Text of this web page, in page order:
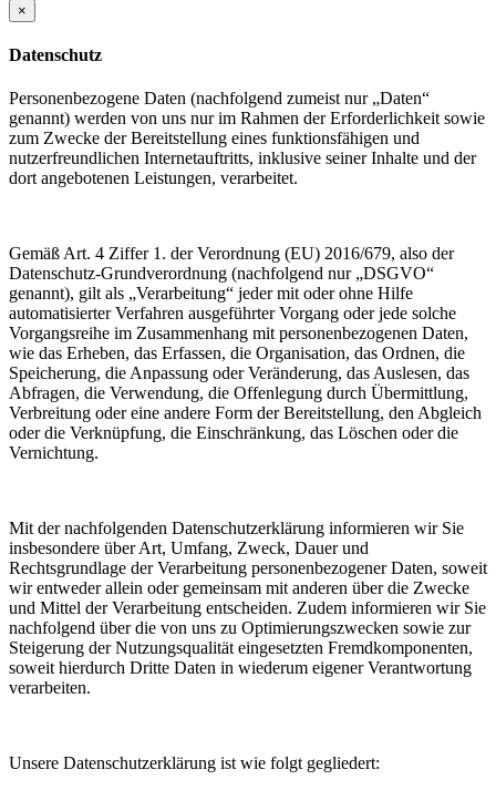
×
Datenschutz
Personenbezogene Daten (nachfolgend zumeist nur „Daten“
genannt) werden von uns nur im Rahmen der Erforderlichkeit sowie
zum Zwecke der Bereitstellung eines funktionsfähigen und
nutzerfreundlichen Internetauftritts, inklusive seiner Inhalte und der
dort angebotenen Leistungen, verarbeitet.
Gemäß Art. 4 Ziffer 1. der Verordnung (EU) 2016/679, also der
Datenschutz-Grundverordnung (nachfolgend nur „DSGVO“
genannt), gilt als „Verarbeitung“ jeder mit oder ohne Hilfe
automatisierter Verfahren ausgeführter Vorgang oder jede solche
Vorgangsreihe im Zusammenhang mit personenbezogenen Daten,
wie das Erheben, das Erfassen, die Organisation, das Ordnen, die
Speicherung, die Anpassung oder Veränderung, das Auslesen, das
Abfragen, die Verwendung, die Offenlegung durch Übermittlung,
Verbreitung oder eine andere Form der Bereitstellung, den Abgleich
oder die Verknüpfung, die Einschränkung, das Löschen oder die
Vernichtung.
Mit der nachfolgenden Datenschutzerklärung informieren wir Sie
insbesondere über Art, Umfang, Zweck, Dauer und
Rechtsgrundlage der Verarbeitung personenbezogener Daten, soweit
wir entweder allein oder gemeinsam mit anderen über die Zwecke
und Mittel der Verarbeitung entscheiden. Zudem informieren wir Sie
nachfolgend über die von uns zu Optimierungszwecken sowie zur
Steigerung der Nutzungsqualität eingesetzten Fremdkomponenten,
soweit hierdurch Dritte Daten in wiederum eigener Verantwortung
verarbeiten.
Unsere Datenschutzerklärung ist wie folgt gegliedert: